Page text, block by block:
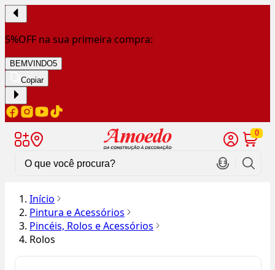
5%OFF na sua primeira compra:
BEMVINDO5
Copiar
0
Início
Pintura e Acessórios
Pincéis, Rolos e Acessórios
Rolos